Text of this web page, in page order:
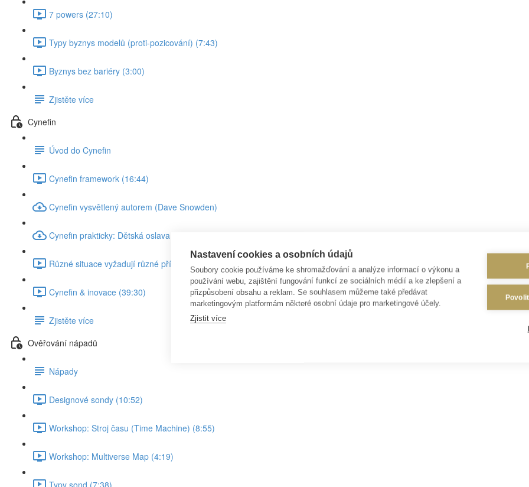
7 powers (27:10)
Typy byznys modelů (proti-pozicování) (7:43)
Byznys bez bariéry (3:00)
Zjistěte více
Cynefin
Úvod do Cynefin
Cynefin framework (16:44)
Cynefin vysvětlený autorem (Dave Snowden)
Cynefin prakticky: Dětská oslava
Různé situace vyžadují různé přístupy (4:47)
Cynefin & inovace (39:30)
Zjistěte více
Ověřování nápadů
Nápady
Designové sondy (10:52)
Workshop: Stroj času (Time Machine) (8:55)
Workshop: Multiverse Map (4:19)
Typy sond (7:38)
Nastavení cookies a osobních údajů
Soubory cookie používáme ke shromažďování a analýze informací o výkonu a
používání webu, zajištění fungování funkcí ze sociálních médií a ke zlepšení a
přizpůsobení obsahu a reklam. Se souhlasem můžeme také předávat
marketingovým platformám některé osobní údaje pro marketingové účely.
Zjistit více